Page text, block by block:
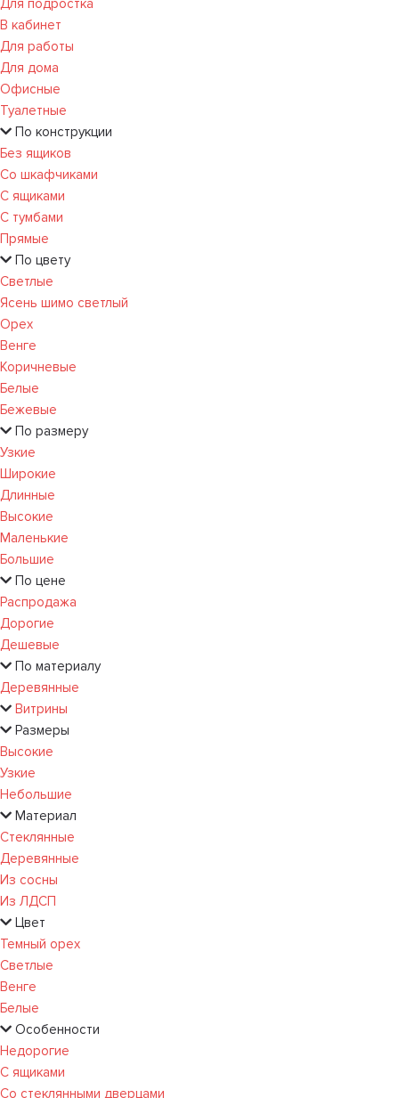
Для подростка
В кабинет
Для работы
Для дома
Офисные
Туалетные
По конструкции
Без ящиков
Со шкафчиками
С ящиками
С тумбами
Прямые
По цвету
Светлые
Ясень шимо светлый
Орех
Венге
Коричневые
Белые
Бежевые
По размеру
Узкие
Широкие
Длинные
Высокие
Маленькие
Большие
По цене
Распродажа
Дорогие
Дешевые
По материалу
Деревянные
Витрины
Размеры
Высокие
Узкие
Небольшие
Материал
Стеклянные
Деревянные
Из сосны
Из ЛДСП
Цвет
Темный орех
Светлые
Венге
Белые
Особенности
Недорогие
С ящиками
Со стеклянными дверцами